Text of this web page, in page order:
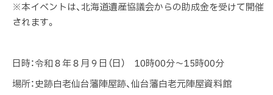
※本イベントは、北海道遺産協議会からの助成金を受けて開催
されます。
日時：令和８年８月９日（日） 10時00分～15時00分
場所：史跡白老仙台藩陣屋跡、仙台藩白老元陣屋資料館